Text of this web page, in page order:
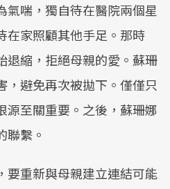
氣喘，獨自待在醫院兩個星
在家照顧其他手足。那時
退縮，拒絕母親的愛。蘇珊
，避免再次被拋下。僅僅只
源至關重要。之後，蘇珊娜
聯繫。
要重新與母親建立連結可能